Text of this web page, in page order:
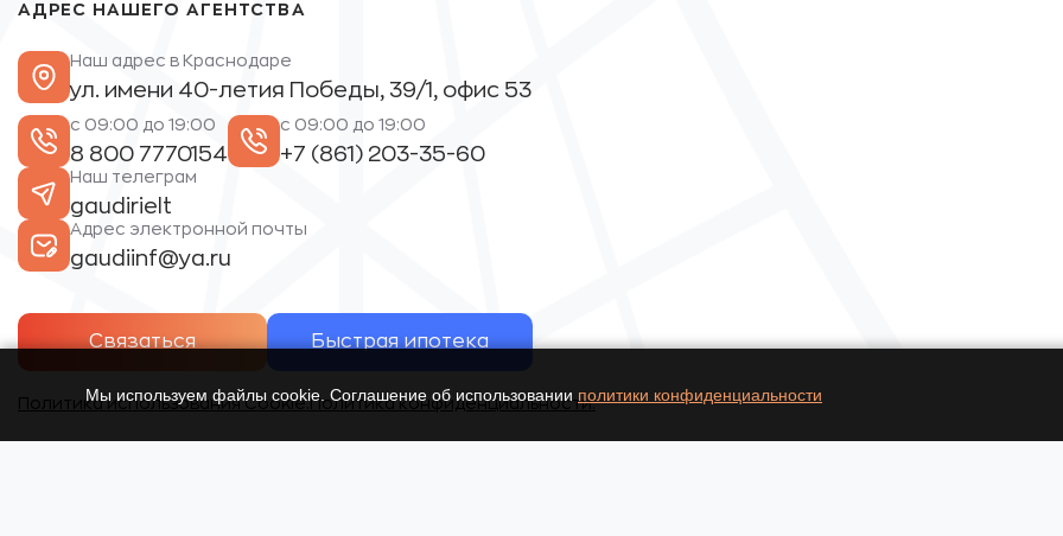
АДРЕС НАШЕГО АГЕНТСТВА
Наш адрес в Краснодаре
ул. имени 40-летия Победы, 39/1, офис 53
с 09:00 до 19:00
8 800 7770154
с 09:00 до 19:00
+7 (861) 203-35-60
Наш телеграм
gaudirielt
Адрес электронной почты
gaudiinf@ya.ru
Связаться Быстрая ипотека
Политика использования Cookie.Политика конфиденциальности.
Мы используем файлы cookie. Соглашение об использовании политики конфиденциальности